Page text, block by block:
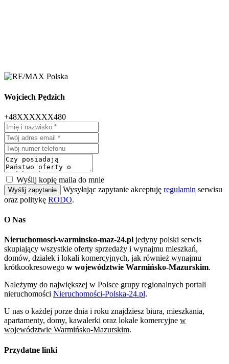
Wojciech Pędzich
+48XXXXXX480
Wyślij kopię maila do mnie
Wyślij zapytanie Wysyłając zapytanie akceptuję regulamin serwisu
oraz politykę RODO.
O Nas
Nieruchomosci-warminsko-maz-24.pl jedyny polski serwis
skupiający wszystkie oferty sprzedaży i wynajmu mieszkań,
domów, działek i lokali komercyjnych, jak również wynajmu
krótkookresowego w województwie Warmińsko-Mazurskim.
Należymy do największej w Polsce grupy regionalnych portali
nieruchomości Nieruchomości-Polska-24.pl.
U nas o każdej porze dnia i roku znajdziesz biura, mieszkania,
apartamenty, domy, kawalerki oraz lokale komercyjne w
województwie Warmińsko-Mazurskim.
Przydatne linki